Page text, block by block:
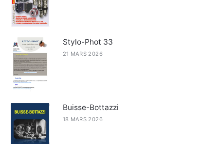
Stylo-Phot 33
21 MARS 2026
Buisse-Bottazzi
18 MARS 2026